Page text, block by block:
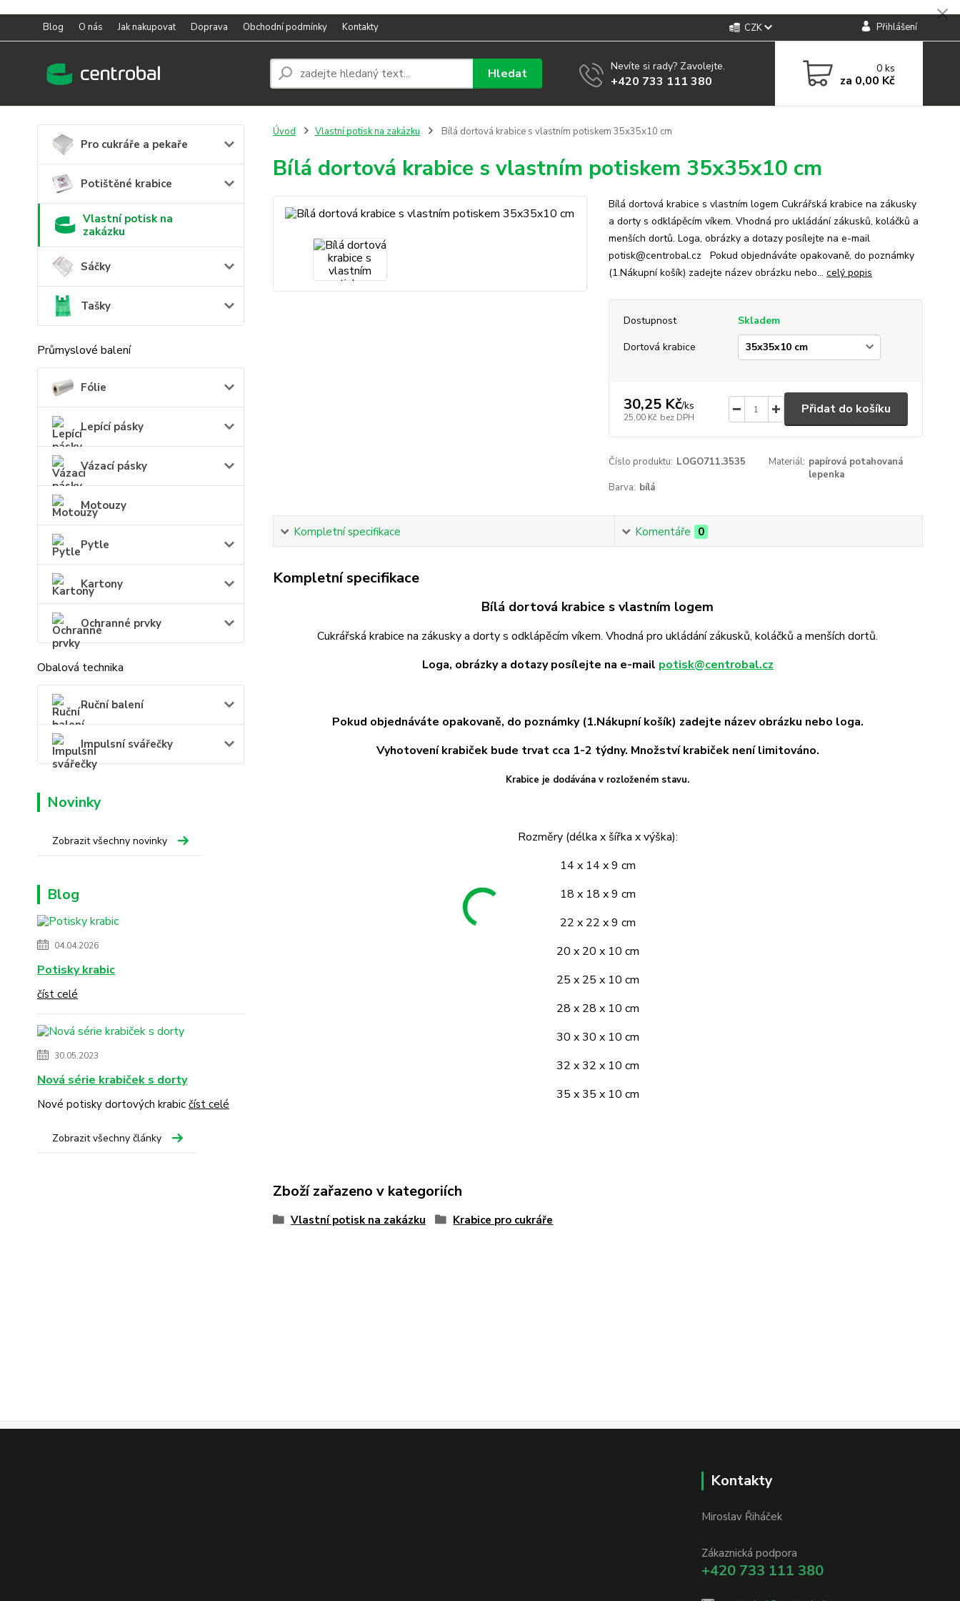
Blog O nás Jak nakupovat Doprava Obchodní podmínky Kontakty CZK Přihlášení
Hledat Nevíte si rady? Zavolejte.
+420 733 111 380
0ks
za 0,00 Kč
Pro cukráře a pekaře
Potištěné krabice
Vlastní potisk na
zakázku
Sáčky
Tašky
Průmyslové balení
Fólie
Lepící pásky
Vázací pásky
Motouzy
Pytle
Kartony
Ochranné prvky
Obalová technika
Ruční balení
Impulsní svářečky
Novinky
Zobrazit všechny novinky
Blog
04.04.2026
Potisky krabic
číst celé
30.05.2023
Nová série krabiček s dorty
Nové potisky dortových krabic číst celé
Zobrazit všechny články
Úvod Vlastní potisk na zakázku Bílá dortová krabice s vlastním potiskem 35x35x10 cm
Bílá dortová krabice s vlastním potiskem 35x35x10 cm
Bílá dortová krabice s vlastním logem Cukrářská krabice na zákusky
a dorty s odklápěcím víkem. Vhodná pro ukládání zákusků, koláčků a
menších dortů. Loga, obrázky a dotazy posílejte na e-mail
potisk@centrobal.cz Pokud objednáváte opakovaně, do poznámky
(1.Nákupní košík) zadejte název obrázku nebo... celý popis
Dostupnost
Skladem
Dortová krabice
30,25 Kč/ks
25,00 Kč bez DPH
Přidat do košíku
Číslo produktu: LOGO711.3535 Materiál: papírová potahovaná
lepenka
Barva: bílá
Kompletní specifikace Komentáře 0
Kompletní specifikace
Bílá dortová krabice s vlastním logem
Cukrářská krabice na zákusky a dorty s odklápěcím víkem. Vhodná pro ukládání zákusků, koláčků a menších dortů.
Loga, obrázky a dotazy posílejte na e-mail potisk@centrobal.cz
Pokud objednáváte opakovaně, do poznámky (1.Nákupní košík) zadejte název obrázku nebo loga.
Vyhotovení krabiček bude trvat cca 1-2 týdny. Množství krabiček není limitováno.
Krabice je dodávána v rozloženém stavu.
Rozměry (délka x šířka x výška):
14 x 14 x 9 cm
18 x 18 x 9 cm
22 x 22 x 9 cm
20 x 20 x 10 cm
25 x 25 x 10 cm
28 x 28 x 10 cm
30 x 30 x 10 cm
32 x 32 x 10 cm
35 x 35 x 10 cm
Zboží zařazeno v kategoriích
Vlastní potisk na zakázku Krabice pro cukráře
Kontakty
Miroslav Řiháček
Zákaznická podpora
+420 733 111 380